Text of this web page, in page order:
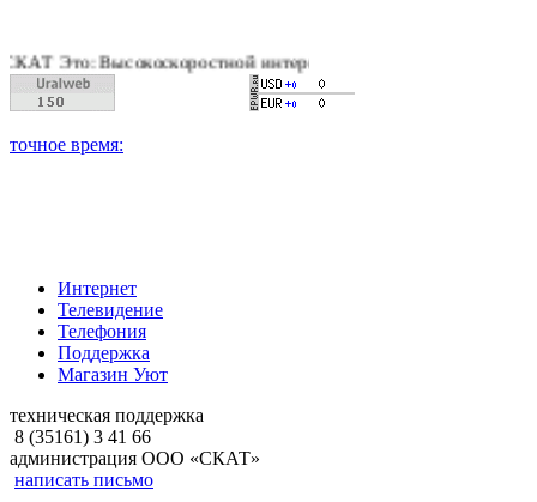
интернет, качественное цифровое и
Интернет
Телевидение
Телефония
Поддержка
Магазин Уют
техническая поддержка
8 (35161) 3 41 66
администрация ООО «СКАТ»
написать письмо